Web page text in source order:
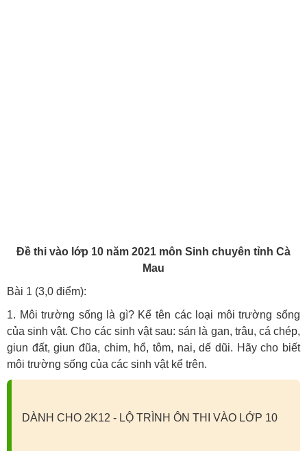
Đề thi vào lớp 10 năm 2021 môn Sinh chuyên tỉnh Cà
Mau
Bài 1 (3,0 điểm):
1. Môi trường sống là gì? Kể tên các loại môi trường sổng
của sinh vật. Cho các sinh vật sau: sán là gan, trâu, cá chép,
giun đất, giun đũa, chim, hổ, tôm, nai, dế dũi. Hãy cho biết
môi trường sống của các sinh vật kể trên.
DÀNH CHO 2K12 - LỘ TRÌNH ÔN THI VÀO LỚP 10